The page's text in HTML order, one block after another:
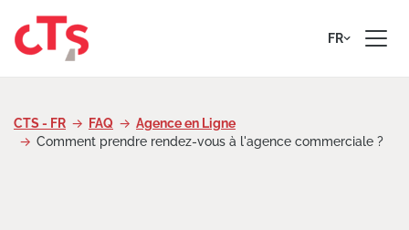
FR
CTS - FR FAQ
Agence en Ligne
Comment prendre rendez-vous à l'agence commerciale ?